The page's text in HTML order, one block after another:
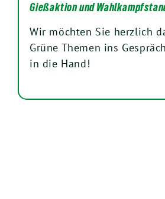
Gießaktion und
Wir möchten Sie herzlich
Grüne Themen ins
in die Hand!